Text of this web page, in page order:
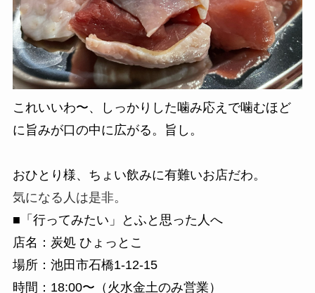
これいいわ〜、しっかりした噛み応えで噛むほど
に旨みが口の中に広がる。旨し。
おひとり様、ちょい飲みに有難いお店だわ。
気になる人は是非。
■「行ってみたい」とふと思った人へ
店名：炭処 ひょっとこ
場所：池田市石橋1-12-15
時間：18:00〜（火水金土のみ営業）